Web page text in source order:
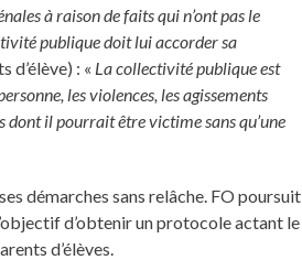
à raison de faits qui n’ont pas le
publique doit lui accorder sa
d’élève) : « La collectivité publique est
les violences, les agissements
dont il pourrait être victime sans qu’une
démarches sans relâche. FO poursuit
d’obtenir un protocole actant le
d’élèves.